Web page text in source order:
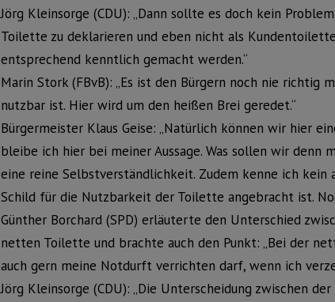
Jörg Kleinsorge (CDU): „Dann sollte es doch kein
Toilette zu deklarieren und eben nicht als
entsprechend kenntlich gemacht werden.“
Marin Stork (FBvB): „Es ist den Bürgern noch nie richtig
nutzbar ist. Hier wird um den heißen Brei geredet.“
Bürgermeister Klaus Geise: „Natürlich können wir hier
bleibe ich hier bei meiner Aussage. Was sollen wir
eine reine Selbstverständlichkeit. Zudem kenne ich kein
Schild für die Nutzbarkeit der Toilette angebracht ist.
Günther Borchard (SPD) erläuterte den Unterschied
netten Toilette und brachte auch den Punkt: „Bei der
auch gern meine Notdurft verrichten darf, wenn ich
Jörg Kleinsorge (CDU): „Die Unterscheidung zwischen